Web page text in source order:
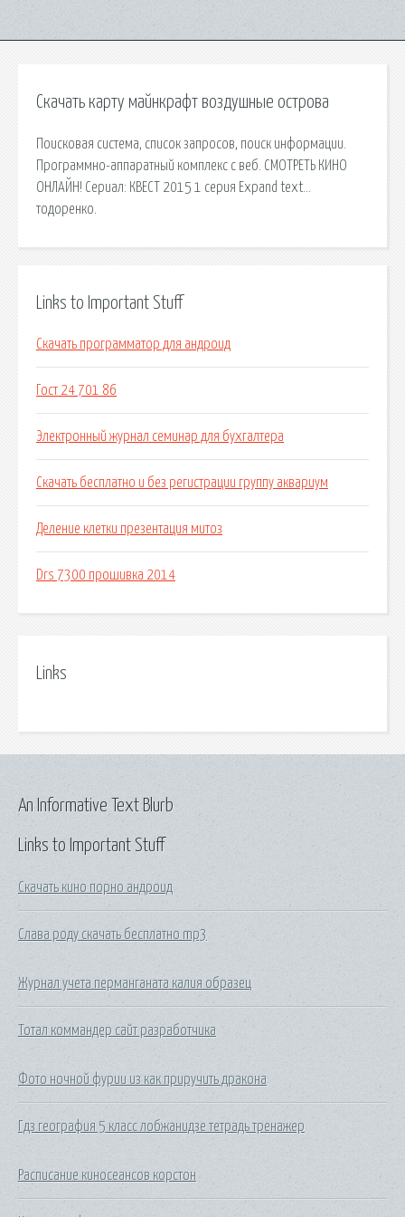
Скачать карту майнкрафт воздушные острова
Поисковая сиcтема, список запросов, поиск информации.
Программно-аппаратный комплекс с веб. СМОТРЕТЬ КИНО
ОНЛАЙН! Сериал: КВЕСТ 2015 1 серия Expand text…
тодоренко.
Links to Important Stuff
Скачать программатор для андроид
Гост 24 701 86
Электронный журнал семинар для бухгалтера
Скачать бесплатно и без регистрации группу аквариум
Деление клетки презентация митоз
Drs 7300 прошивка 2014
Links
Links to Important Stuff
Скачать кино порно андроид
Слава роду скачать бесплатно mp3
Журнал учета перманганата калия образец
Тотал коммандер сайт разработчика
Фото ночной фурии из как приручить дракона
Гдз география 5 класс лобжанидзе тетрадь тренажер
Расписание киносеансов корстон
An Informative Text Blurb